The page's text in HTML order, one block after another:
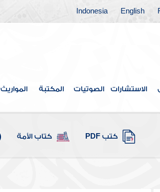
English
Indonesia
الاستشارات الصوتيات المكتبة المواريث
كتب PDF كتاب الأمة